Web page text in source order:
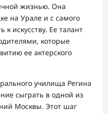
жизнью. Она
на Урале и с самого
к искусству. Ее талант
которые
ее актерского
училища Регина
сыграть в одной из
Москвы. Этот шаг